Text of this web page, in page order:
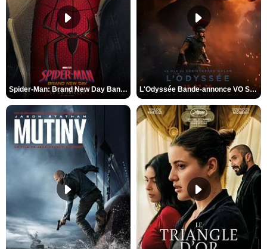
Spider-Man: Brand New Day Bande-annonce VO STFR L'Odyssée Bande-annonce VO STFR